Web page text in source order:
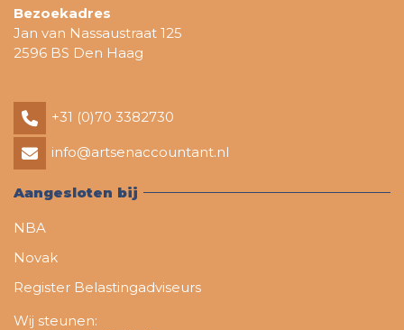
Bezoekadres
Jan van Nassaustraat 125
2596 BS Den Haag
+31 (0)70 3382730
info@artsenaccountant.nl
Aangesloten bij
NBA
Novak
Register Belastingadviseurs
Wij steunen: